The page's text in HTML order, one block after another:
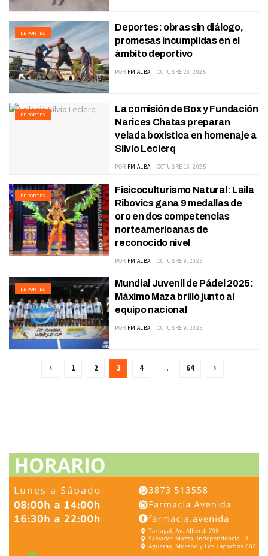
DEPORTES
Deportes: obras sin diálogo,
promesas incumplidas en el
ámbito deportivo
POR FM ALBA OCTUBRE 28, 2025
DEPORTES
La comisión de Box y Fundación
Narices Chatas preparan
velada boxística en homenaje a
Silvio Leclerq
POR FM ALBA OCTUBRE 16, 2025
DEPORTES
Fisicoculturismo Natural: Laila
Ribovics gana 9 medallas de
oro en dos competencias
norteamericanas de
reconocido nivel
POR FM ALBA OCTUBRE 9, 2025
DEPORTES
Mundial Juvenil de Pádel 2025:
Máximo Maza brilló junto al
equipo nacional
POR FM ALBA OCTUBRE 9, 2025
1 2 3 4 … 64